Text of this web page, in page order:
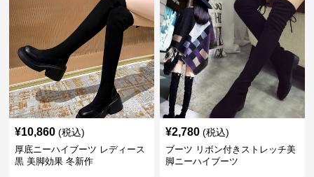
¥10,860 (税込)
厚底ニーハイブーツ レディース
黒 美脚効果 冬新作
¥2,780 (税込)
ブーツ リボン付きストレッチ美
脚ニーハイブーツ